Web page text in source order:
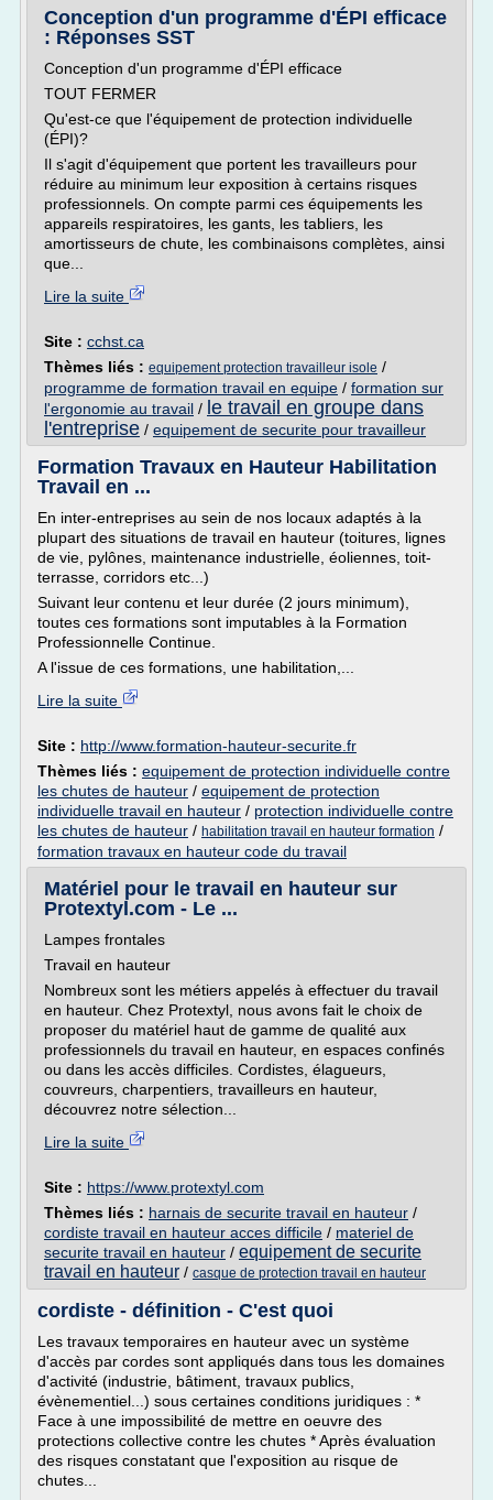
Conception d'un programme d'ÉPI efficace
: Réponses SST
Conception d'un programme d'ÉPI efficace
TOUT FERMER
Qu'est-ce que l'équipement de protection individuelle
(ÉPI)?
Il s'agit d'équipement que portent les travailleurs pour
réduire au minimum leur exposition à certains risques
professionnels. On compte parmi ces équipements les
appareils respiratoires, les gants, les tabliers, les
amortisseurs de chute, les combinaisons complètes, ainsi
que...
Lire la suite
Site : cchst.ca
Thèmes liés : equipement protection travailleur isole /
programme de formation travail en equipe / formation sur
l'ergonomie au travail / le travail en groupe dans
l'entreprise / equipement de securite pour travailleur
Formation Travaux en Hauteur Habilitation
Travail en ...
En inter-entreprises au sein de nos locaux adaptés à la
plupart des situations de travail en hauteur (toitures, lignes
de vie, pylônes, maintenance industrielle, éoliennes, toit-
terrasse, corridors etc...)
Suivant leur contenu et leur durée (2 jours minimum),
toutes ces formations sont imputables à la Formation
Professionnelle Continue.
A l'issue de ces formations, une habilitation,...
Lire la suite
Site : http://www.formation-hauteur-securite.fr
Thèmes liés : equipement de protection individuelle contre
les chutes de hauteur / equipement de protection
individuelle travail en hauteur / protection individuelle contre
les chutes de hauteur / habilitation travail en hauteur formation /
formation travaux en hauteur code du travail
Matériel pour le travail en hauteur sur
Protextyl.com - Le ...
Lampes frontales
Travail en hauteur
Nombreux sont les métiers appelés à effectuer du travail
en hauteur. Chez Protextyl, nous avons fait le choix de
proposer du matériel haut de gamme de qualité aux
professionnels du travail en hauteur, en espaces confinés
ou dans les accès difficiles. Cordistes, élagueurs,
couvreurs, charpentiers, travailleurs en hauteur,
découvrez notre sélection...
Lire la suite
Site : https://www.protextyl.com
Thèmes liés : harnais de securite travail en hauteur /
cordiste travail en hauteur acces difficile / materiel de
securite travail en hauteur / equipement de securite
travail en hauteur / casque de protection travail en hauteur
cordiste - définition - C'est quoi
Les travaux temporaires en hauteur avec un système
d'accès par cordes sont appliqués dans tous les domaines
d'activité (industrie, bâtiment, travaux publics,
évènementiel...) sous certaines conditions juridiques : *
Face à une impossibilité de mettre en oeuvre des
protections collective contre les chutes * Après évaluation
des risques constatant que l'exposition au risque de
chutes...